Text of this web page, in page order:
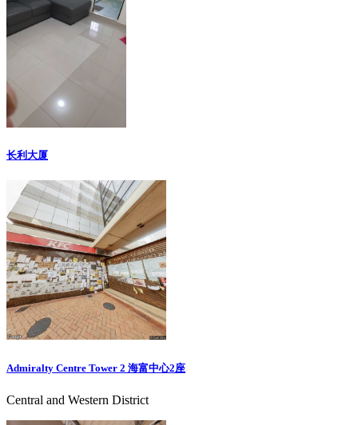
长利大厦
Admiralty Centre Tower 2 海富中心2座
Central and Western District